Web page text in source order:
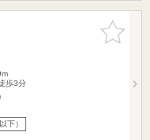
お気に入
りに追加
歩3分
下）